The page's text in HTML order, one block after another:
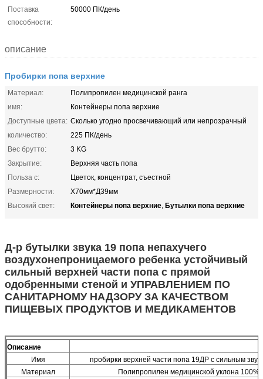
Поставка
способности:
50000 ПК/день
описание
Пробирки попа верхние
Материал:
Полипропилен медицинской ранга
имя:
Контейнеры попа верхние
Доступные цвета: Сколько угодно просвечивающий или непрозрачный
количество:
225 ПК/день
Вес брутто:
3 KG
Закрытие:
Верхняя часть попа
Польза с:
Цветок, концентрат, съестной
Размерности:
Х70мм*Д39мм
Высокий свет:
Контейнеры попа верхние, Бутылки попа верхние
Д-р бутылки звука 19 попа непахучего
воздухонепроницаемого ребенка устойчивый
сильный верхней части попа с прямой
одобренными стеной и УПРАВЛЕНИЕМ ПО
САНИТАРНОМУ НАДЗОРУ ЗА КАЧЕСТВОМ
ПИЩЕВЫХ ПРОДУКТОВ И МЕДИКАМЕНТОВ
Описание
Имя
пробирки верхней части попа 19ДР с сильным
Материал
Полипропилен медицинской уклона 100%